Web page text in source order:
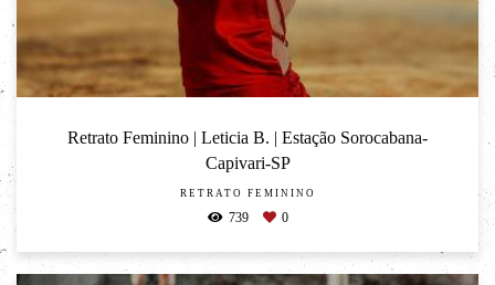
Retrato Feminino | Leticia B. | Estação Sorocabana-
Capivari-SP
RETRATO FEMININO
739 0